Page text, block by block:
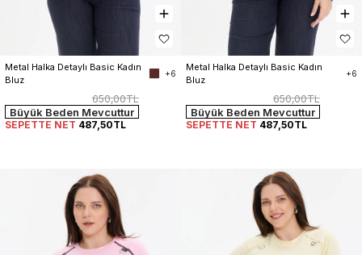
Metal Halka Detaylı Basic Kadın
Bluz
+6
650,00TL
Büyük Beden Mevcuttur
SEPETTE NET 487,50TL
Metal Halka Detaylı Basic Kadın
Bluz
+6
650,00TL
Büyük Beden Mevcuttur
SEPETTE NET 487,50TL